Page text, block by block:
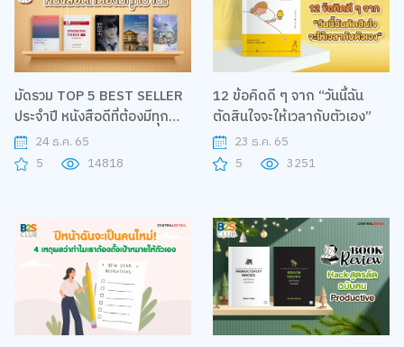
มัดรวม TOP 5 BEST SELLER
ประจำปี หนังสือดีที่ต้องมีทุก
บ้าน!24 ธ.ค. 65
5
14818
12 ข้อคิดดี ๆ จาก “วันนี้ฉัน
ตัดสินใจจะให้เวลากับตัวเอง”
23 ธ.ค. 65
5
3251